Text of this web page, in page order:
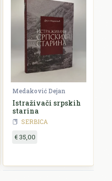
Medaković Dejan
Istraživači srpskih
starina
SERBICA
€ 35,00